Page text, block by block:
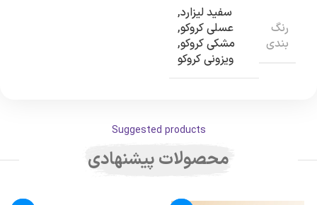
رنگ
بندی
سفید لیزارد,
عسلی کروکو,
مشکی کروکو,
ویزونی کروکو
Suggested products
محصولات پیشنهادی